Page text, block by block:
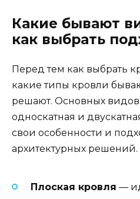
Какие бывают
как выбрать
Перед тем как выбрать
какие типы кровли
решают. Основных видов
односкатная и
свои особенности и
архитектурных решений.
Плоская кровля —